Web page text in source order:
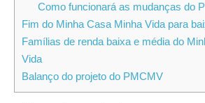
Como funcionará as mudanças do
Fim do Minha Casa Minha Vida para
Famílias de renda baixa e média do
Vida
Balanço do projeto do PMCMV